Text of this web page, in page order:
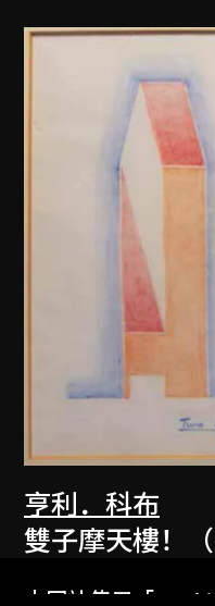
亨利．科布
雙子摩天樓！
本网站使用「